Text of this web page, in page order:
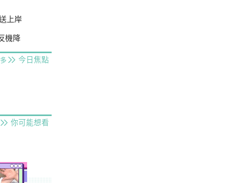
上岸
機降
今日焦點
你可能想看